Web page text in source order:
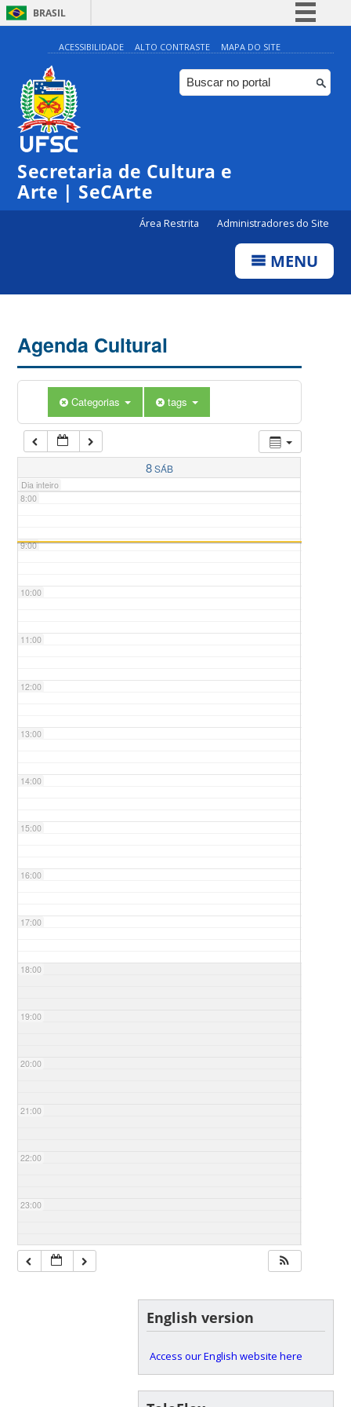
BRASIL
Simplifique!
Comunica BR
Participe
ACESSIBILIDADE ALTO CONTRASTE MAPA DO SITE
Secretaria de Cultura e
Arte | SeCArte
Área Restrita Administradores do Site
MENU
Agenda Cultural
Categorias tags
8SÁB
Dia inteiro
0:00
1:00
5:00
7:00
8:00
9:00
10:00
11:00
12:00
13:00
14:00
15:00
16:00
17:00
18:00
19:00
20:00
21:00
22:00
23:00
English version
Access our English website here